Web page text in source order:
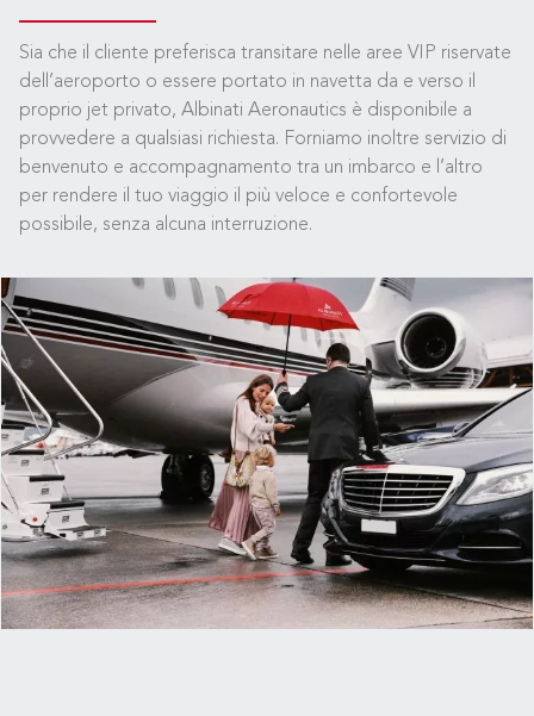
Sia che il cliente preferisca transitare nelle aree VIP riservate
dell’aeroporto o essere portato in navetta da e verso il
proprio jet privato, Albinati Aeronautics è disponibile a
provvedere a qualsiasi richiesta. Forniamo inoltre servizio di
benvenuto e accompagnamento tra un imbarco e l’altro
per rendere il tuo viaggio il più veloce e confortevole
possibile, senza alcuna interruzione.